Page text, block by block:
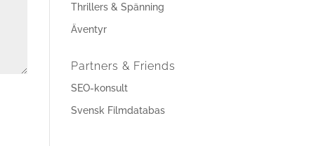
Thrillers & Spänning
Äventyr
Partners & Friends
SEO-konsult
Svensk Filmdatabas